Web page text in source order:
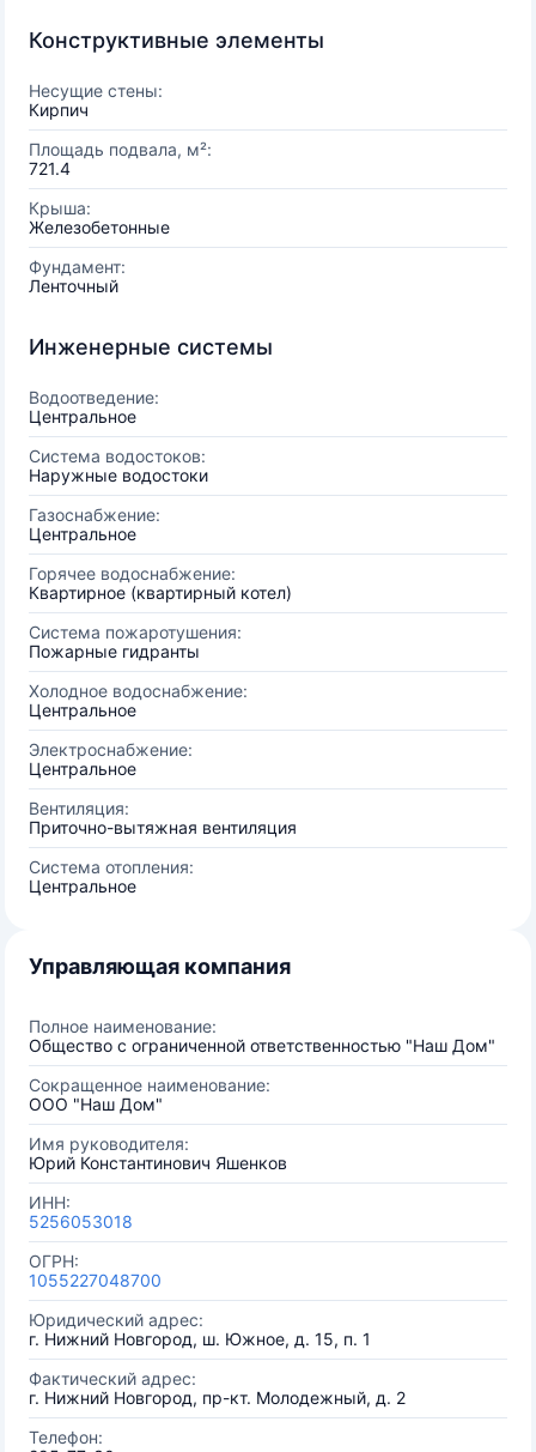
Конструктивные элементы
Несущие стены:
Кирпич
Площадь подвала, м²:
721.4
Крыша:
Железобетонные
Фундамент:
Ленточный
Инженерные системы
Водоотведение:
Центральное
Система водостоков:
Наружные водостоки
Газоснабжение:
Центральное
Горячее водоснабжение:
Квартирное (квартирный котел)
Система пожаротушения:
Пожарные гидранты
Холодное водоснабжение:
Центральное
Электроснабжение:
Центральное
Вентиляция:
Приточно-вытяжная вентиляция
Система отопления:
Центральное
Управляющая компания
Полное наименование:
Общество с ограниченной ответственностью "Наш Дом"
Сокращенное наименование:
ООО "Наш Дом"
Имя руководителя:
Юрий Константинович Яшенков
ИНН:
5256053018
ОГРН:
1055227048700
Юридический адрес:
г. Нижний Новгород, ш. Южное, д. 15, п. 1
Фактический адрес:
г. Нижний Новгород, пр-кт. Молодежный, д. 2
Телефон: